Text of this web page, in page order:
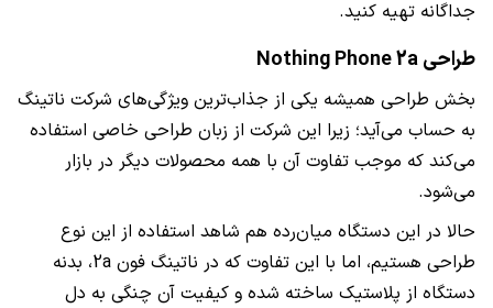
جداگانه تهیه کنید.
طراحی Nothing Phone 2a
بخش طراحی همیشه یکی از جذاب‌ترین ویژگی‌های شرکت ناتینگ
به حساب می‌آید؛ زیرا این شرکت از زبان طراحی خاصی استفاده
می‌کند که موجب تفاوت آن با همه محصولات دیگر در بازار
می‌شود.
حالا در این دستگاه میان‌رده هم شاهد استفاده از این نوع
طراحی هستیم، اما با این تفاوت که در ناتینگ فون 2a، بدنه
دستگاه از پلاستیک ساخته شده و کیفیت آن چنگی به دل